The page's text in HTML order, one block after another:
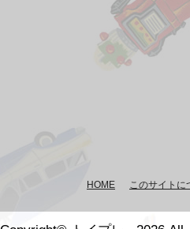
HOME このサイトに